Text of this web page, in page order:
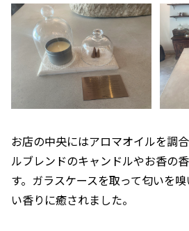
お店の中央にはアロマオイルを調
ルブレンドのキャンドルやお香の
す。ガラスケースを取って匂いを
い香りに癒されました。